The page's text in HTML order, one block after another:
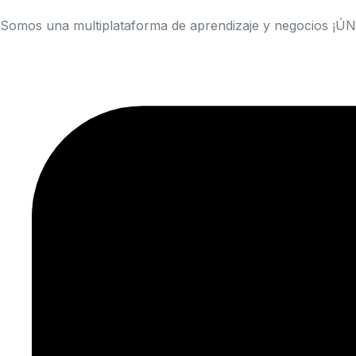
Somos una multiplataforma de aprendizaje y negocios